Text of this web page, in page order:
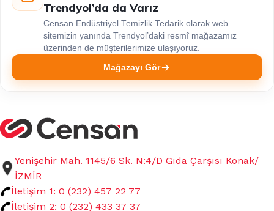
Trendyol’da da Varız
Censan Endüstriyel Temizlik Tedarik olarak web
sitemizin yanında Trendyol’daki resmî mağazamız
üzerinden de müşterilerimize ulaşıyoruz.
Mağazayı Gör
Yenişehir Mah. 1145/6 Sk. N:4/D Gıda Çarşısı Konak/
İZMİR
İletişim 1: 0 (232) 457 22 77
İletişim 2: 0 (232) 433 37 37